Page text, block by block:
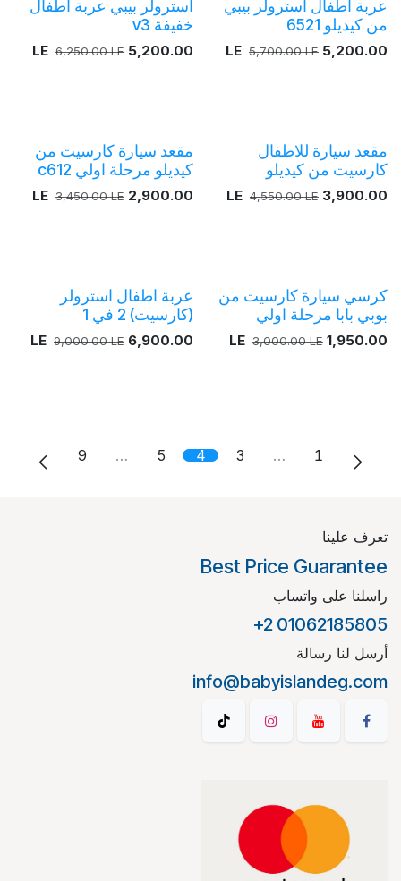
عربة اطفال استرولر بيبي
من كيديلو 6521
5,200.00
5,700.00LE
استرولر بيبي عربة اطفال
خفيفة v3
5,200.00
6,250.00LE
مقعد سيارة للاطفال
كارسيت من كيديلو
3,900.00
4,550.00LE
مقعد سيارة كارسيت من
كيديلو مرحلة اولي c612
2,900.00
3,450.00LE
كرسي سيارة كارسيت من
بوبي بابا مرحلة اولي
1,950.00
3,000.00LE
عربة اطفال استرولر
(كارسيت) 2 في 1
6,900.00
9,000.00LE
1
…
3
4
5
…
9
تعرف علينا
Best Price Guarantee
راسلنا على واتساب
+2 01062185805
أرسل لنا رسالة
info@babyislandeg.com